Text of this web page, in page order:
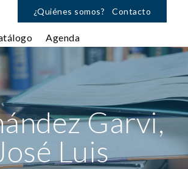
¿Quiénes somos? Contacto
Agenda
Garvi,
Luis